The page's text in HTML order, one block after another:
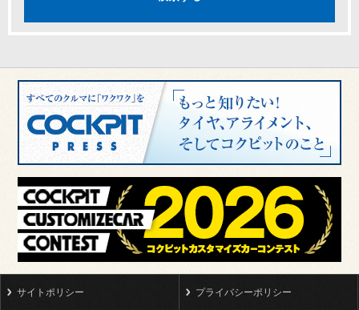
サイトポリシー プライバシーポリシー